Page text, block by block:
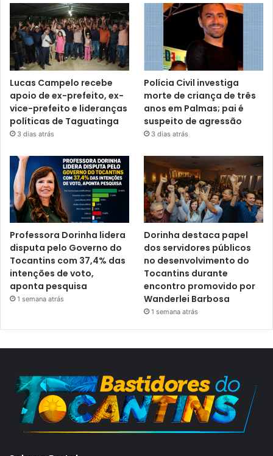
Lucas Campelo recebe
apoio de ex-prefeito, ex-
vice-prefeito e lideranças
políticas de Taguatinga
3 dias atrás
Polícia Civil investiga
morte de criança de três
anos em Palmas; pai é
suspeito de agressão
3 dias atrás
Professora Dorinha lidera
disputa pelo Governo do
Tocantins com 37,4% das
intenções de voto,
aponta pesquisa
1 semana atrás
Dorinha destaca papel
dos servidores públicos
no desenvolvimento do
Tocantins durante
encontro promovido por
Wanderlei Barbosa
1 semana atrás